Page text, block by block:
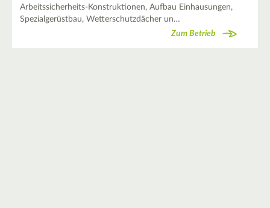
Arbeitssicherheits-Konstruktionen, Aufbau Einhausungen,
Spezialgerüstbau, Wetterschutzdächer un…
Zum Betrieb